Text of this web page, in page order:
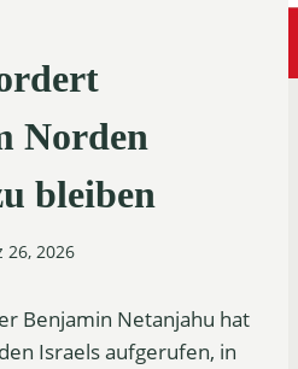
Norden
bleiben
26, 2026
Benjamin Netanjahu hat
Israels aufgerufen, in